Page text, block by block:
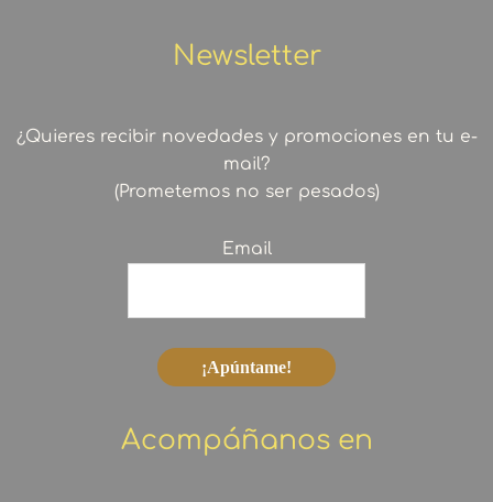
Newsletter
¿Quieres recibir novedades y promociones en tu e-
mail?
(Prometemos no ser pesados)
Email
Acompáñanos en